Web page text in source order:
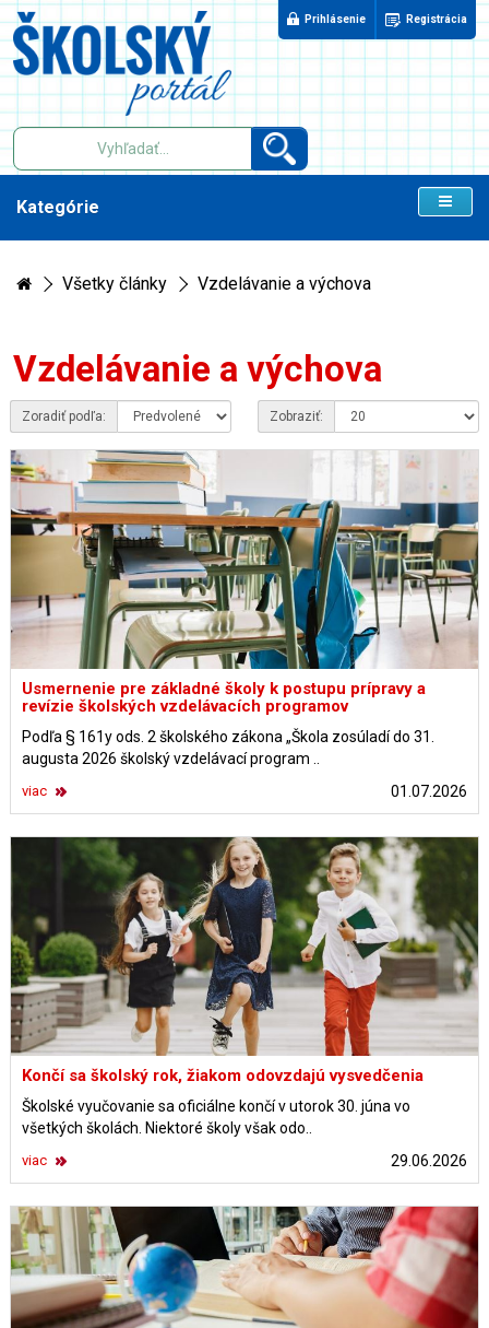
Prihlásenie Registrácia
Kategórie
Všetky články Vzdelávanie a výchova
Vzdelávanie a výchova
Zoradiť podľa: Zobraziť:
Usmernenie pre základné školy k postupu prípravy a
revízie školských vzdelávacích programov
Podľa § 161y ods. 2 školského zákona „Škola zosúladí do 31.
augusta 2026 školský vzdelávací program ..
01.07.2026
viac
Končí sa školský rok, žiakom odovzdajú vysvedčenia
Školské vyučovanie sa oficiálne končí v utorok 30. júna vo
všetkých školách. Niektoré školy však odo..
29.06.2026
viac